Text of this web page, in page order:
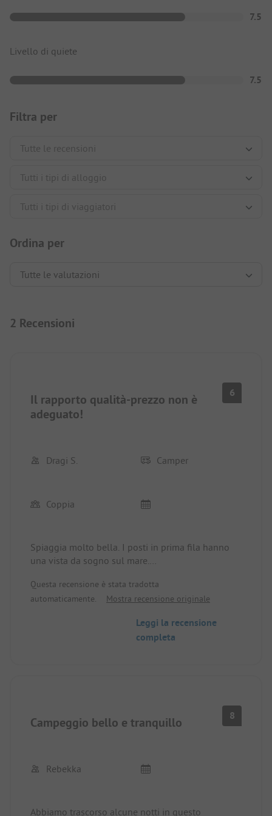
7.5
Livello di quiete
7.5
Filtra per
Ordina per
2 Recensioni
Il rapporto qualità-prezzo non è
adeguato!
6
Dragi S. Camper
Coppia
Spiaggia molto bella. I posti in prima fila hanno
una vista da sogno sul mare.
poca aderenza a causa di molte irregolarità. I
servizi igienici sono puliti, ma fino alle ore serali in
nella doccia non ci sono posti per riporre gel
doccia/shampoo. C'è solo un punto acqua per
abbiamo pagato 39,50 € per notte. Nessun
Questa recensione è stata tradotta
automaticamente.
Mostra recensione originale
Leggi la recensione
completa
Campeggio bello e tranquillo 8
Rebekka
Abbiamo trascorso alcune notti in questo